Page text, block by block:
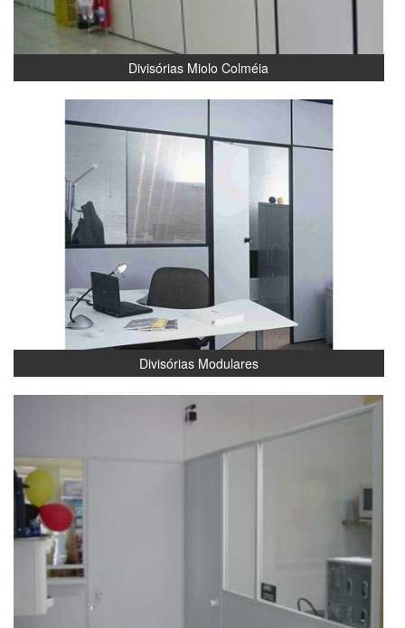
Divisórias Miolo Colméia
Divisórias Modulares